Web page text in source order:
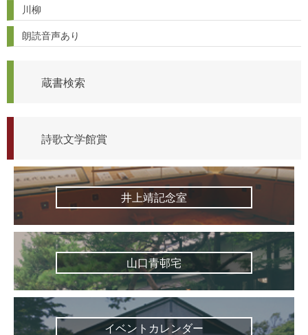
川柳
朗読音声あり
蔵書検索
詩歌文学館賞
井上靖記念室
山口青邨宅
イベントカレンダー